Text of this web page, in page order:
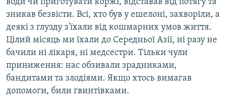
води чи приготувати коржі, відставав від потягу та
зникав безвісти. Всі, хто був у ешелоні, захворіли, а
деякі з глузду з'їхали від кошмарних умов життя.
Цілий місяць ми їхали до Середньої Азії, ні разу не
бачили ні лікаря, ні медсестри. Тільки чули
приниження: нас обзивали зрадниками,
бандитами та злодіями. Якщо хтось вимагав
допомоги, били гвинтівками.